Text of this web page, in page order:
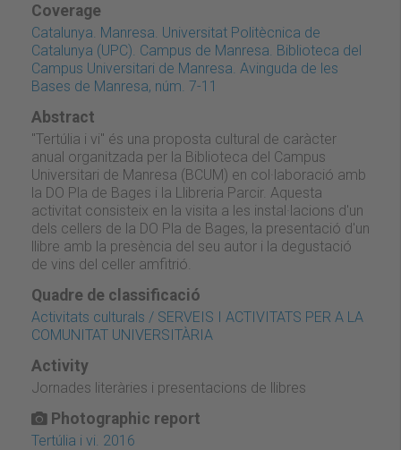
Coverage
Catalunya. Manresa. Universitat Politècnica de
Catalunya (UPC). Campus de Manresa. Biblioteca del
Campus Universitari de Manresa. Avinguda de les
Bases de Manresa, núm. 7-11
Abstract
"Tertúlia i vi" és una proposta cultural de caràcter
anual organitzada per la Biblioteca del Campus
Universitari de Manresa (BCUM) en col·laboració amb
la DO Pla de Bages i la Llibreria Parcir. Aquesta
activitat consisteix en la visita a les instal·lacions d'un
dels cellers de la DO Pla de Bages, la presentació d'un
llibre amb la presència del seu autor i la degustació
de vins del celler amfitrió.
Quadre de classificació
Activitats culturals / SERVEIS I ACTIVITATS PER A LA
COMUNITAT UNIVERSITÀRIA
Activity
Jornades literàries i presentacions de llibres
Photographic report
Tertúlia i vi. 2016